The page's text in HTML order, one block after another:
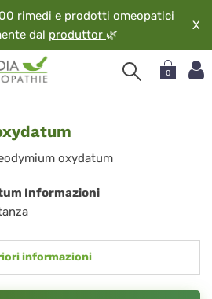
rimedi e prodotti omeopatici
dal produttor 🌿
X
0
oxydatum
Informazioni
informazioni